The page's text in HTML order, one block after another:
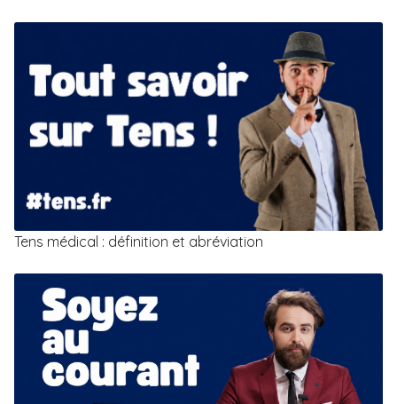
Tens médical : définition et abréviation